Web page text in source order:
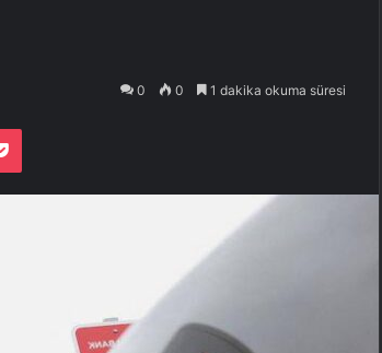
0 0 1 dakika okuma süresi
Pocket